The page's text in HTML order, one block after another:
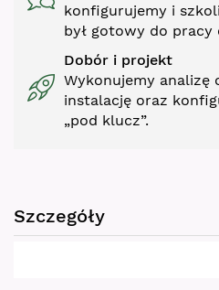
konfigurujemy i
był gotowy do pracy
Dobór i projekt
Wykonujemy analizę
instalację oraz
„pod klucz”.
Szczegóły